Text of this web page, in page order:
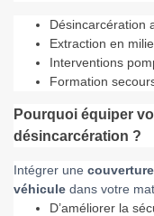
Désincarcération
Extraction en
Interventions
Formation
Pourquoi équiper
désincarcération ?
Intégrer une
véhicule dans votre
D’améliorer la